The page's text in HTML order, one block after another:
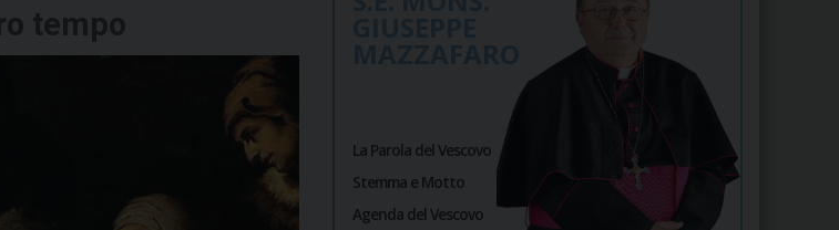
tempo
La Parola del Vescovo
Stemma e Motto
Agenda del Vescovo